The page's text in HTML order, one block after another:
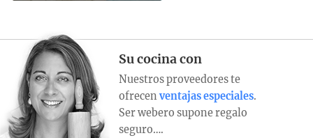
Su cocina con
Nuestros proveedores te
ofrecen ventajas especiales.
Ser webero supone regalo
seguro….